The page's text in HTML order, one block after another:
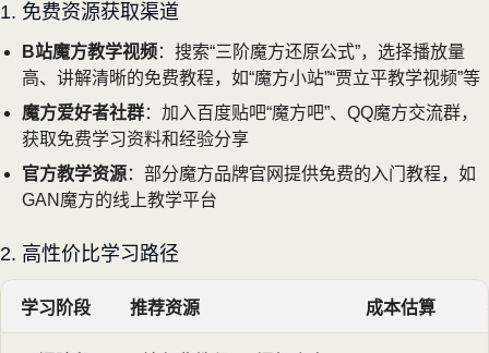
1. 免费资源获取渠道
B站魔方教学视频：搜索“三阶魔方还原公式”，选择播放量
高、讲解清晰的免费教程，如“魔方小站”“贾立平教学视频”等
魔方爱好者社群：加入百度贴吧“魔方吧”、QQ魔方交流群，
获取免费学习资料和经验分享
官方教学资源：部分魔方品牌官网提供免费的入门教程，如
GAN魔方的线上教学平台
2. 高性价比学习路径
学习阶段 推荐资源 成本估算